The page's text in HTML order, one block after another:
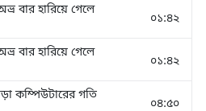
বার হারিয়ে গেলে
০১:৪২
বার হারিয়ে গেলে
০১:৪২
কম্পিউটারের গতি
০৪:৫০